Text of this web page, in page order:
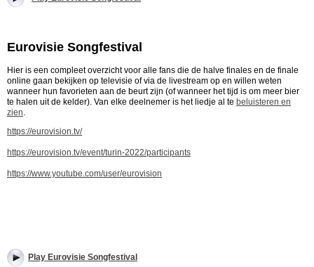
Eurovisie Songfestival
Hier is een compleet overzicht voor alle fans die de halve finales en de finale
online gaan bekijken op televisie of via de livestream op en willen weten
wanneer hun favorieten aan de beurt zijn (of wanneer het tijd is om meer bier
te halen uit de kelder). Van elke deelnemer is het liedje al te beluisteren en
zien.
https://eurovision.tv/
https://eurovision.tv/event/turin-2022/participants
https://www.youtube.com/user/eurovision
Play Eurovisie Songfestival